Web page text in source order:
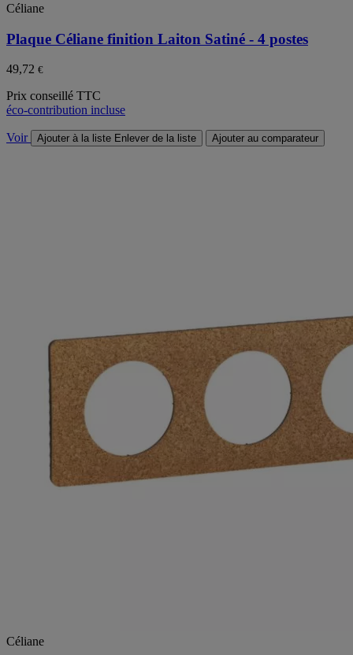
Céliane
Plaque Céliane finition Laiton Satiné - 4 postes
49,72 €
Prix conseillé TTC
éco-contribution incluse
Voir Ajouter à la liste Enlever de la liste Ajouter au comparateur
Céliane